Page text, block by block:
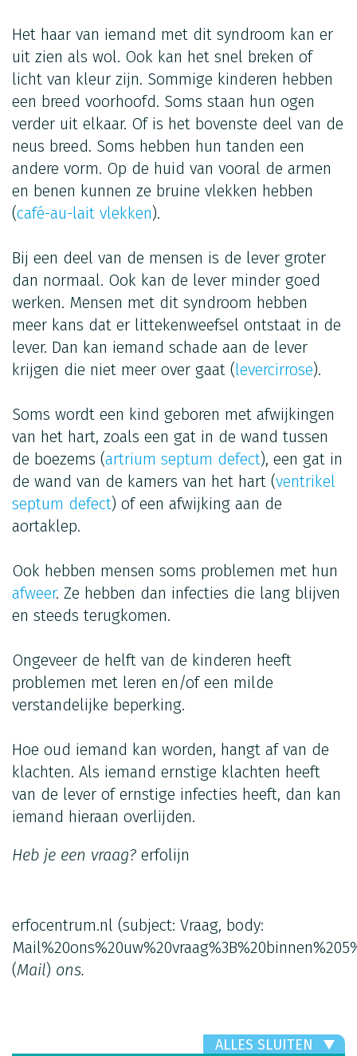
Het haar van iemand met dit syndroom kan er
uit zien als wol. Ook kan het snel breken of
licht van kleur zijn. Sommige kinderen hebben
een breed voorhoofd. Soms staan hun ogen
verder uit elkaar. Of is het bovenste deel van de
neus breed. Soms hebben hun tanden een
andere vorm. Op de huid van vooral de armen
en benen kunnen ze bruine vlekken hebben
(café-au-lait vlekken).
Bij een deel van de mensen is de lever groter
dan normaal. Ook kan de lever minder goed
werken. Mensen met dit syndroom hebben
meer kans dat er littekenweefsel ontstaat in de
lever. Dan kan iemand schade aan de lever
krijgen die niet meer over gaat (levercirrose).
Soms wordt een kind geboren met afwijkingen
van het hart, zoals een gat in de wand tussen
de boezems (artrium septum defect), een gat in
de wand van de kamers van het hart (ventrikel
septum defect) of een afwijking aan de
aortaklep.
Ook hebben mensen soms problemen met hun
afweer. Ze hebben dan infecties die lang blijven
en steeds terugkomen.
Ongeveer de helft van de kinderen heeft
problemen met leren en/of een milde
verstandelijke beperking.
Hoe oud iemand kan worden, hangt af van de
klachten. Als iemand ernstige klachten heeft
van de lever of ernstige infecties heeft, dan kan
iemand hieraan overlijden.
Heb je een vraag? erfolijn
erfocentrum.nl (subject: Vraag, body:
(Mail) ons.
ALLES SLUITEN